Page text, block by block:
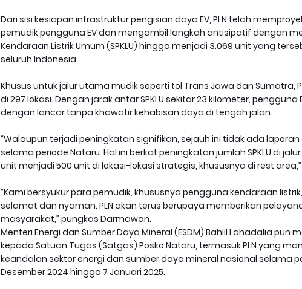
Dari sisi kesiapan infrastruktur pengisian daya EV, PLN telah
pemudik pengguna EV dan mengambil langkah antisipatif dengan
Kendaraan Listrik Umum (SPKLU) hingga menjadi 3.069 unit yang
seluruh Indonesia.
Khusus untuk jalur utama mudik seperti tol Trans Jawa dan Sumatra,
di 297 lokasi. Dengan jarak antar SPKLU sekitar 23 kilometer,
dengan lancar tanpa khawatir kehabisan daya di tengah jalan.
“Walaupun terjadi peningkatan signifikan, sejauh ini tidak ada laporan
selama periode Nataru. Hal ini berkat peningkatan jumlah SPKLU di
unit menjadi 500 unit di lokasi-lokasi strategis, khususnya di rest
“Kami bersyukur para pemudik, khususnya pengguna kendaraan
selamat dan nyaman. PLN akan terus berupaya memberikan
masyarakat,” pungkas Darmawan.
Menteri Energi dan Sumber Daya Mineral (ESDM) Bahlil Lahadalia pun
kepada Satuan Tugas (Satgas) Posko Nataru, termasuk PLN yang
keandalan sektor energi dan sumber daya mineral nasional selama
Desember 2024 hingga 7 Januari 2025.